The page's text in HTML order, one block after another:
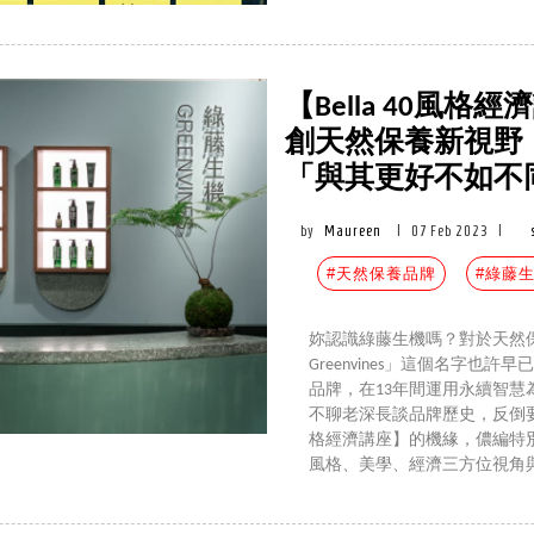
【Bella 40風格經
創天然保養新視野
「與其更好不如
by Maureen 07 Feb 2023
#天然保養品牌 #綠藤
妳認識綠藤生機嗎？對於天然
Greenvines」這個名字也許早
品牌，在13年間運用永續智
不聊老深長談品牌歷史，反倒
格經濟講座】的機緣，儂編特
風格、美學、經濟三方位視